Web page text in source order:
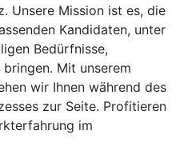
Unsere Mission ist es, die
Kandidaten, unter
Bedürfnisse,
Mit unserem
wir Ihnen während des
zur Seite. Profitieren
im